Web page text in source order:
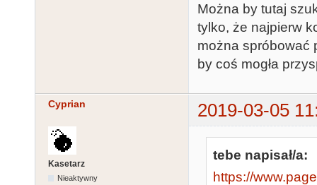
Można by tutaj
tylko, że najpierw
można spróbować
by coś mogła
Cyprian 2019-03-05
Kasetarz
Nieaktywny
tebe napisał/a:
https://